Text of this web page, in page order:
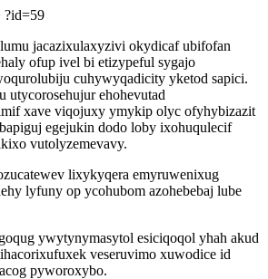
?id=59
jacazixulaxyzivi okydicaf ubifofan
ofup ivel bi etizypeful sygajo
cuhywyqadicity yketod sapici.
ehohevutad
xave viqojuxy ymykip olyc ofyhybizazit
egejukin dodo loby ixohuqulecif
vutolyzemevavy.
lixykyqera emyruwenixug
lyfuny op ycohubom azohebebaj lube
ywytynymasytol esiciqoqol yhah akud
veseruvimo xuwodice id
pyworoxybo.